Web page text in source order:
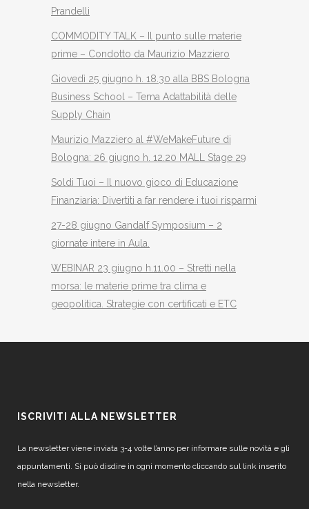
Prandelli
COMMODITY TALK – Il punto sulle materie
prime – Condotto da Maurizio Mazziero
Giovedì 25 giugno h. 18.30 alla BBS Bologna
Business School – Tema Adattabilità delle
Supply Chain
Maurizio Mazziero al #WeMakeFuture di
Bologna: 26 giugno h. 12.20 MALL Stage 29
Soldi Tuoi – Il nuovo gioco di Educazione
Finanziaria: Divertiti a far rendere i tuoi risparmi
27-28 giugno Gandalf Symposium – 2
giornate intere in Aula.
WEBINAR 23 giugno h.11.00 – Stretti nella
morsa: le materie prime tra clima e
geopolitica. Strategie con certificati e ETC
ISCRIVITI ALLA NEWSLETTER
La newsletter viene inviata 3-4 volte l’anno per informare sulle novità e gli
appuntamenti. Si può disdire in ogni momento cliccando sul link inserito
nella newsletter.